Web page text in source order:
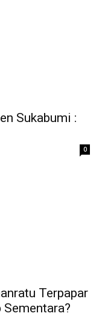
Sukabumi :
0
Terpapar